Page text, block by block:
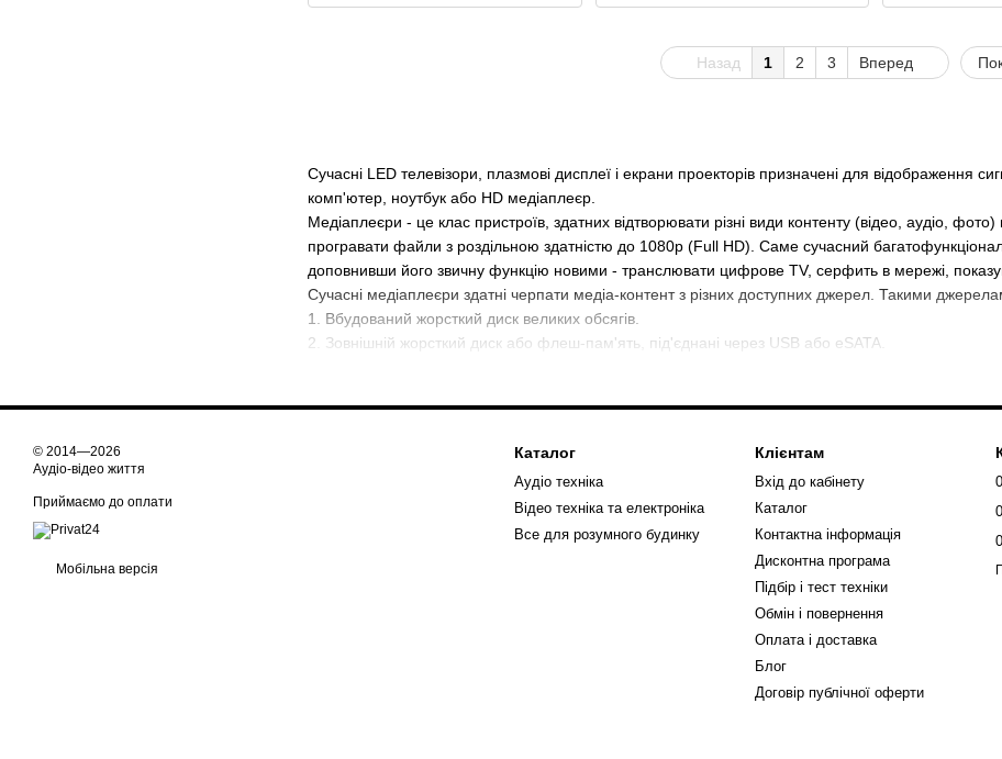
Сучасні LED телевізори, плазмові дисплеї і екрани проекторів призначені для відображення
комп'ютер, ноутбук або HD медіаплеєр.
Медіаплеєри - це клас пристроїв, здатних відтворювати різні види контенту (відео, аудіо,
програвати файли з роздільною здатністю до 1080p (Full HD). Саме сучасний
доповнивши його звичну функцію новими - транслювати цифрове TV, серфить в мережі,
Сучасні медіаплеєри здатні черпати медіа-контент з різних доступних джерел. Такими
1. Вбудований жорсткий диск великих обсягів.
2. Зовнішній жорсткий диск або флеш-пам'ять, під'єднані через USB або eSATA.
5. Кабельне підключення гаджетів для перегляду фото і відео.
7. Підключення до Інтернет з можливістю відтворення відео / фото з різних інтернет
На ринку представлені медіаплеєри різних виробників, але щоб купити HD медіаплеєр,
Назад 1 2 3 Вперед
© 2014—2026
Аудіо-відео життя
Приймаємо до оплати
Мобільна версія
Каталог
Аудіо техніка
Відео техніка та електроніка
Все для розумного будинку
Клієнтам
Вхід до кабінету
Каталог
Контактна інформація
Дисконтна програма
Підбір і тест техніки
Обмін і повернення
Оплата і доставка
Блог
Договір публічної оферти